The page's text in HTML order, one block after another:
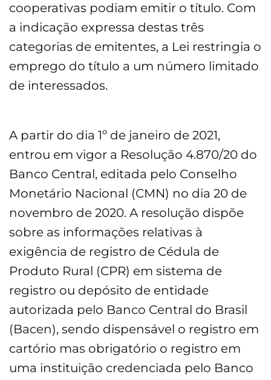
cooperativas podiam emitir o título. Com
a indicação expressa destas três
categorias de emitentes, a Lei restringia o
emprego do título a um número limitado
de interessados.
A partir do dia 1º de janeiro de 2021,
entrou em vigor a Resolução 4.870/20 do
Banco Central, editada pelo Conselho
Monetário Nacional (CMN) no dia 20 de
novembro de 2020. A resolução dispõe
sobre as informações relativas à
exigência de registro de Cédula de
Produto Rural (CPR) em sistema de
registro ou depósito de entidade
autorizada pelo Banco Central do Brasil
(Bacen), sendo dispensável o registro em
cartório mas obrigatório o registro em
uma instituição credenciada pelo Banco